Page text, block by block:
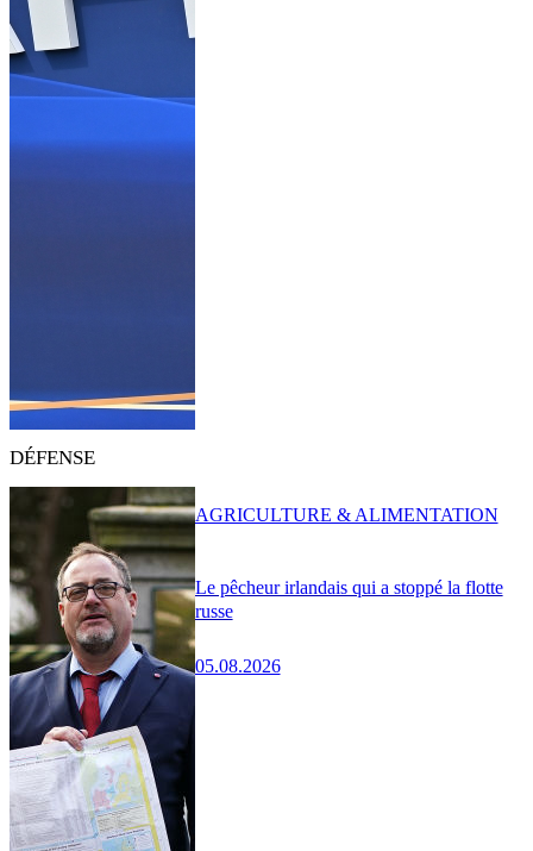
DÉFENSE
Le pêcheur irlandais qui a stoppé la flotte
russe
05.08.2026
AGRICULTURE & ALIMENTATION